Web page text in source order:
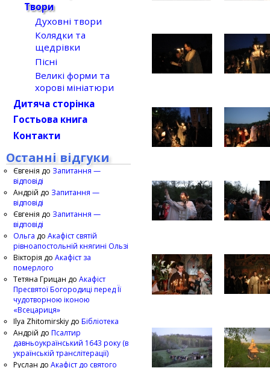
Твори
Духовні твори
Колядки та
щедрівки
Пісні
Великі форми та
хорові мініатюри
Дитяча сторінка
Гостьова книга
Контакти
Останні відгуки
Євгенія до Запитання —
відповіді
Андрій до Запитання —
відповіді
Євгенія до Запитання —
відповіді
Ольга до Акафіст святій
рівноапостольній княгині Ользі
Вікторія до Акафіст за
померлого
Тетяна Грицан до Акафіст
Пресвятої Богородиці перед Її
чудотворною іконою
«Всецариця»
Ilya Zhitomirskiy до Бібліотека
Андрій до Псалтир
давньоукраїнський 1643 року (в
українській транслітерації)
Руслан до Акафіст до святого